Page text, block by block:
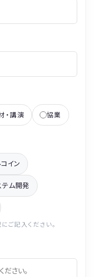
・講演 協業
イン
テム開発
ご記入ください。